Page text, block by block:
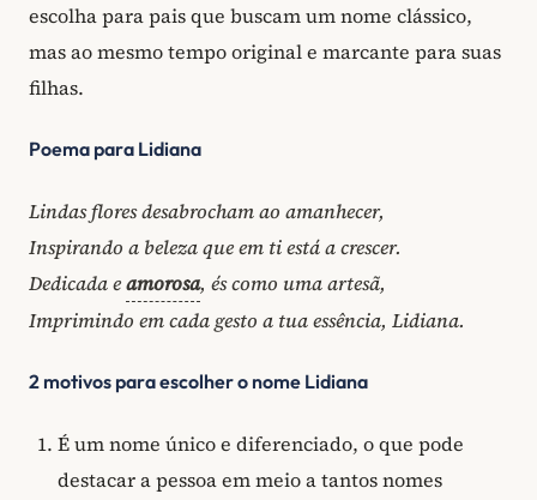
escolha para pais que buscam um nome clássico,
mas ao mesmo tempo original e marcante para suas
filhas.
Poema para Lidiana
Lindas flores desabrocham ao amanhecer,
Inspirando a beleza que em ti está a crescer.
Dedicada eamorosa, és como uma artesã,
Imprimindo em cada gesto a tua essência, Lidiana.
2 motivos para escolher o nome Lidiana
É um nome único e diferenciado, o que pode
destacar a pessoa em meio a tantos nomes